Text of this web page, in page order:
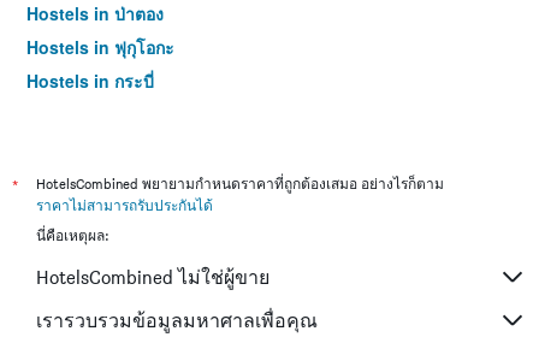
Hostels in ป่าตอง
Hostels in ฟุกุโอกะ
Hostels in กระบี่
Hostels in เซี่ยงไฮ้
Hostels in ไทเป
Hostels in หาดใหญ่
Hostels in ภูเก็ต
Hostels in เกียวโต
*
HotelsCombined พยายามกำหนดราคาที่ถูกต้องเสมอ อย่างไรก็ตาม
ราคาไม่สามารถรับประกันได้
นี่คือเหตุผล:
HotelsCombined ไม่ใช่ผู้ขาย
เรารวบรวมข้อมูลมหาศาลเพื่อคุณ